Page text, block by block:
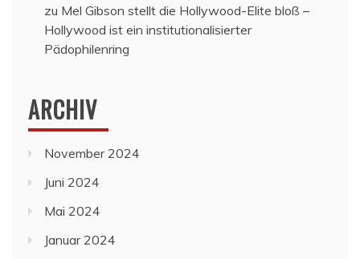
zu Mel Gibson stellt die Hollywood-Elite bloß –
Hollywood ist ein institutionalisierter
Pädophilenring
ARCHIV
November 2024
Juni 2024
Mai 2024
Januar 2024